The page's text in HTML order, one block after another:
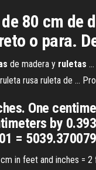
80 cm
o para.
de madera y ruletas
rusa ruleta de ...
One
by
=
in feet and inches =